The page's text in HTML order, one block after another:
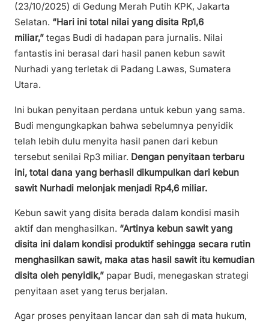
(23/10/2025) di Gedung Merah Putih KPK, Jakarta
Selatan. “Hari ini total nilai yang disita Rp1,6
miliar,” tegas Budi di hadapan para jurnalis. Nilai
fantastis ini berasal dari hasil panen kebun sawit
Nurhadi yang terletak di Padang Lawas, Sumatera
Utara.
Ini bukan penyitaan perdana untuk kebun yang sama.
Budi mengungkapkan bahwa sebelumnya penyidik
telah lebih dulu menyita hasil panen dari kebun
tersebut senilai Rp3 miliar. Dengan penyitaan terbaru
ini, total dana yang berhasil dikumpulkan dari kebun
sawit Nurhadi melonjak menjadi Rp4,6 miliar.
Kebun sawit yang disita berada dalam kondisi masih
aktif dan menghasilkan. “Artinya kebun sawit yang
disita ini dalam kondisi produktif sehingga secara rutin
menghasilkan sawit, maka atas hasil sawit itu kemudian
disita oleh penyidik,” papar Budi, menegaskan strategi
penyitaan aset yang terus berjalan.
Agar proses penyitaan lancar dan sah di mata hukum,